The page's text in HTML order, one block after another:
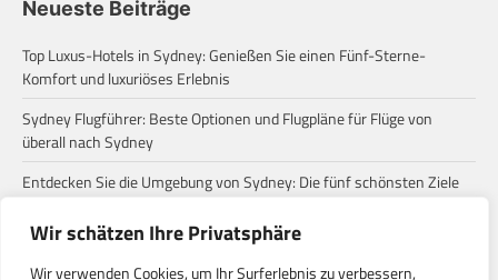
Wir schätzen Ihre Privatsphäre
Wir verwenden Cookies, um Ihr Surferlebnis zu verbessern,
Neueste Beiträge
Top Luxus-Hotels in Sydney: Genießen Sie einen Fünf-Sterne-
Komfort und luxuriöses Erlebnis
Sydney Flugführer: Beste Optionen und Flugpläne für Flüge von
überall nach Sydney
Entdecken Sie die Umgebung von Sydney: Die fünf schönsten Ziele
für einen Tagesausflug
Zum ersten Mal in Sydney? Diese häufigen Missverständnisse
solltest du wissen!